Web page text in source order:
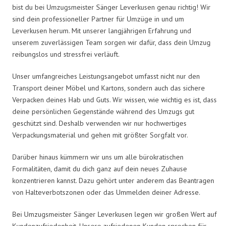
bist du bei Umzugsmeister Sänger Leverkusen genau richtig! Wir
sind dein professioneller Partner für Umzüge in und um
Leverkusen herum. Mit unserer langjährigen Erfahrung und
unserem zuverlässigen Team sorgen wir dafür, dass dein Umzug
reibungslos und stressfrei verläuft.
Unser umfangreiches Leistungsangebot umfasst nicht nur den
Transport deiner Möbel und Kartons, sondern auch das sichere
Verpacken deines Hab und Guts. Wir wissen, wie wichtig es ist, dass
deine persönlichen Gegenstände während des Umzugs gut
geschützt sind. Deshalb verwenden wir nur hochwertiges
Verpackungsmaterial und gehen mit größter Sorgfalt vor.
Darüber hinaus kümmern wir uns um alle bürokratischen
Formalitäten, damit du dich ganz auf dein neues Zuhause
konzentrieren kannst. Dazu gehört unter anderem das Beantragen
von Halteverbotszonen oder das Ummelden deiner Adresse.
Bei Umzugsmeister Sänger Leverkusen legen wir großen Wert auf